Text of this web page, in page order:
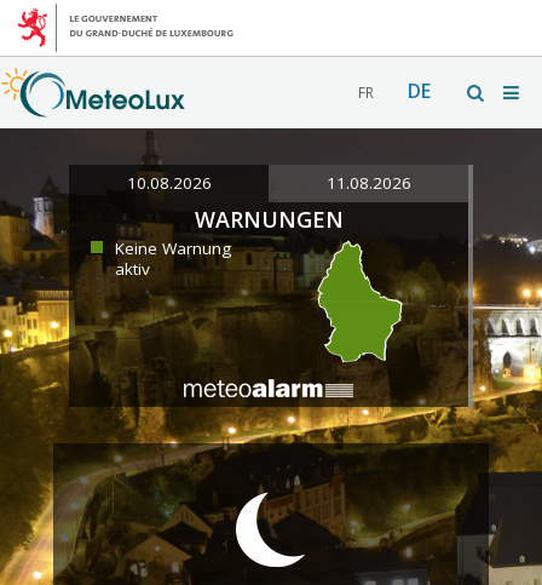
FR DE
10.08.2026 11.08.2026
WARNUNGEN
Keine Warnung
aktiv